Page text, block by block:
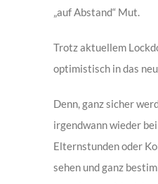
„auf Abstand“ Mut.
Trotz aktuellem
optimistisch in das
Denn, ganz sicher
irgendwann wieder
Elternstunden oder
sehen und ganz